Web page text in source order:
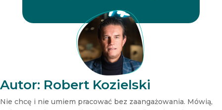
r
r
N
e
w
s
l
t
e
Autor: Robert Kozielski
Nie chcę i nie umiem pracować bez zaangażowania. Mówią,